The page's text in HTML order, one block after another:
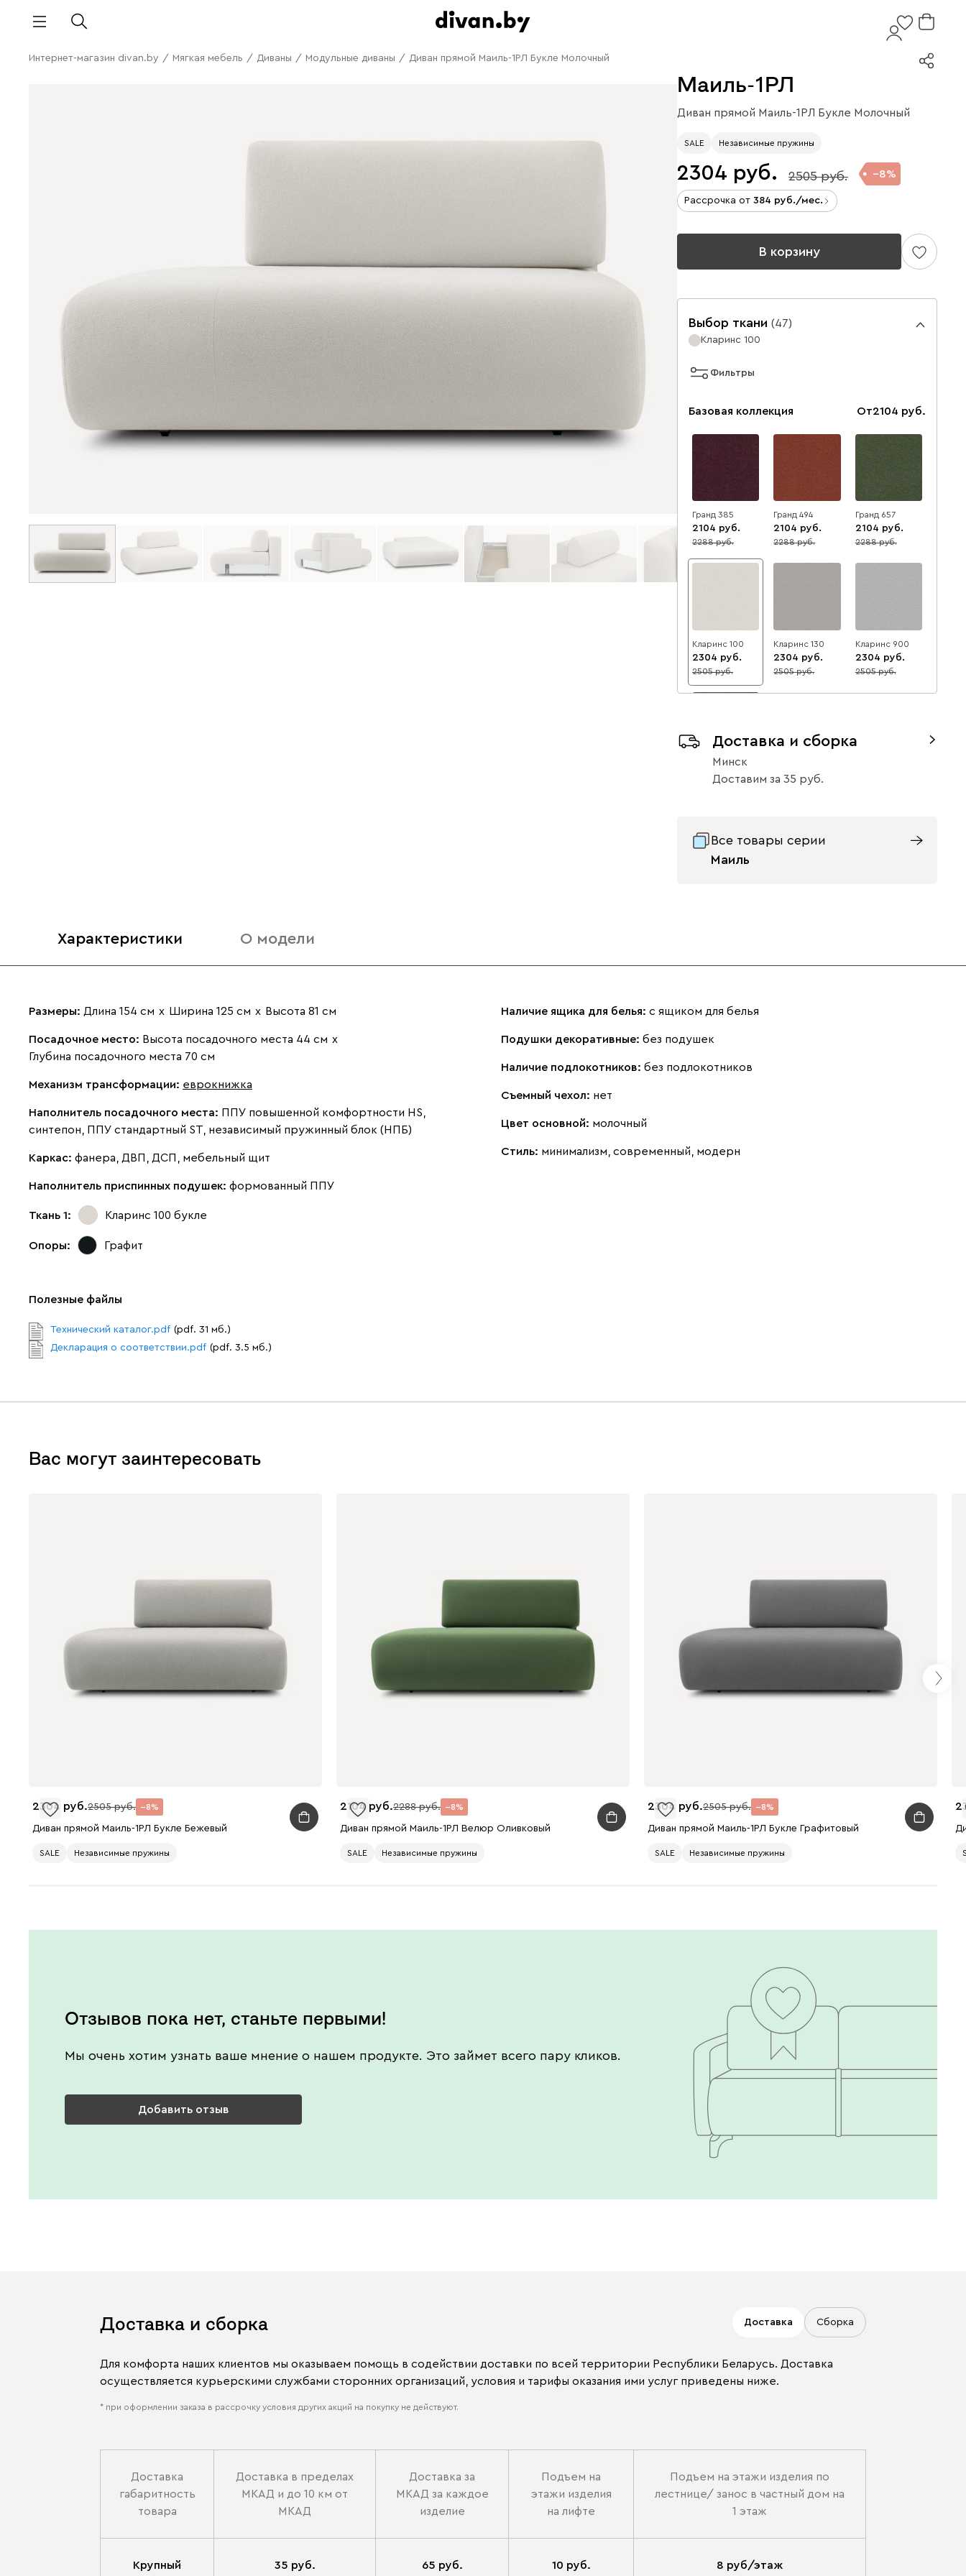
Интернет-магазин divan.by / Мягкая мебель / Диваны / Модульные диваны / Диван прямой Маиль-1РЛ Букле Молочный
Маиль-1РЛ
Диван прямой Маиль-1РЛ Букле Молочный
SALE Независимые пружины
2304 2505 8
Рассрочка от 384 /мес.
В корзину
Выбор ткани (47)
Кларинс 100
Фильтры
Базовая коллекция От2104
Гранд 385
2104
8
2288
Гранд 494
2104
8
2288
Гранд 657
2104
8
2288
Кларинс 100
2304
8
2505
Кларинс 130
2304
8
2505
Кларинс 900
2304
8
2505
2304
Вулли
380
Кларинс 2580
972
Оранж
Букле
Бежевый
Дарте
Доставка и сборка
Минск
Доставим за 35
Все товары серии
Маиль
Характеристики О модели
Размеры: Длина 154 см х Ширина 125 см х Высота 81 см
Посадочное место: Высота посадочного места 44 см х
Глубина посадочного места 70 см
Механизм трансформации: еврокнижка
Наполнитель посадочного места: ППУ повышенной комфортности HS,
синтепон, ППУ стандартный ST, независимый пружинный блок (НПБ)
Каркас: фанера, ДВП, ДСП, мебельный щит
Наполнитель приспинных подушек: формованный ППУ
Ткань 1: Кларинс 100 букле
Опоры: Графит
Наличие ящика для белья: с ящиком для белья
Подушки декоративные: без подушек
Наличие подлокотников: без подлокотников
Съемный чехол: нет
Цвет основной: молочный
Стиль: минимализм, современный, модерн
Полезные файлы
Технический каталог.pdf (pdf. 31 мб.)
Декларация о соответствии.pdf (pdf. 3.5 мб.)
Вас могут заинтересовать
2304 2505 8
Диван прямой Маиль-1РЛ Букле Бежевый
SALE Независимые пружины
2104 2288 8
Диван прямой Маиль-1РЛ Велюр Оливковый
SALE Независимые пружины
2304 2505 8
Диван прямой Маиль-1РЛ Букле Графитовый
SALE Независимые пружины
Отзывов пока нет, станьте первыми!
Мы очень хотим узнать ваше мнение о нашем продукте. Это займет всего пару кликов.
Добавить отзыв
Доставка и сборка Доставка Сборка
Для комфорта наших клиентов мы оказываем помощь в содействии доставки по всей территории Республики Беларусь. Доставка
осуществляется курьерскими службами сторонних организаций, условия и тарифы оказания ими услуг приведены ниже.
* при оформлении заказа в рассрочку условия других акций на покупку не действуют.
Доставка
габаритность
товара
Доставка в пределах
МКАД и до 10 км от
МКАД
Доставка за
МКАД за каждое
изделие
Подъем на
этажи изделия
на лифте
Подъем на этажи изделия по
лестнице/ занос в частный дом на
1 этаж
Крупный 35 руб. 65 руб. 10 руб. 8 руб/этаж